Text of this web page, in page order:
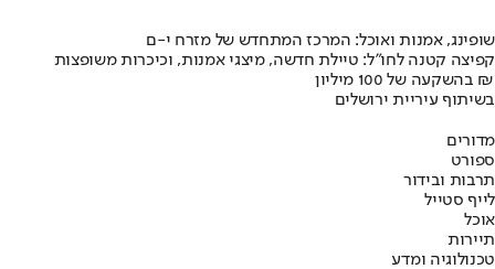
שופינג, אמנות ואוכל: המרכז המתחדש של מזרח י-ם
קפיצה קטנה לחו"ל: טיילת חדשה, מיצגי אמנות, וכיכרות משופצות
בהשקעה של 100 מיליון ₪
בשיתוף עיריית ירושלים
מדורים
ספורט
תרבות ובידור
לייף סטייל
אוכל
תיירות
טכנולוגיה ומדע